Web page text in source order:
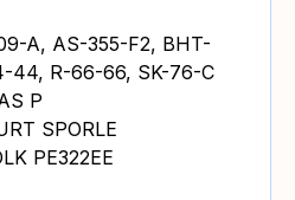
A, AS-355-F2, BHT-
44, R-66-66, SK-76-C
P
SPORLE
PE322EE